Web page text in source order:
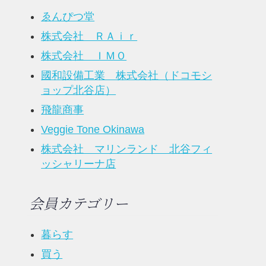
ゑんぴつ堂
株式会社 ＲＡｉｒ
株式会社 ＩＭＯ
國和設備工業 株式会社（ドコモシ
ョップ北谷店）
飛龍商事
Veggie Tone Okinawa
株式会社 マリンランド 北谷フィ
ッシャリーナ店
会員カテゴリー
暮らす
買う